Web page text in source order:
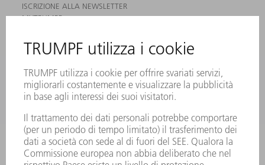
ISCRIZIONE ALLA NEWSLETTER
MYTRUMPF
PRODOTTI
MACCHINE & SISTEMI
ELETTRONICA DI POTENZA
MACCHINE UTENSILI ELETTRICHE
SMART FACTORY
SOFTWARE
SERVICES
APPLICAZIONI
SETTORI
L'AZIENDA